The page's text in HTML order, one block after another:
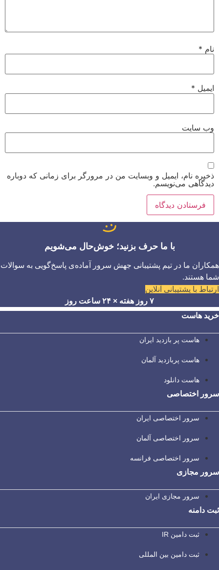
نام *
ایمیل *
وب‌ سایت
ذخیره نام، ایمیل و وبسایت من در مرورگر برای زمانی که دوباره
دیدگاهی می‌نویسم.
با ما حرف بزنید؛ خوش‌حال می‌شویم
همکاران ما در تیم پشتیبانی جهش سرور آماده‌ی پاسخ‌گویی به سوالات
شما هستند.
ارتباط با پشتیبانی آنلاین
۷ روز هفته × ۲۴ ساعت روز
خرید هاست
هاست پر بازدید ایران
هاست پربازدید آلمان
هاست دانلود
سرور اختصاصی
سرور اختصاصی ایران
سرور اختصاصی آلمان
سرور اختصاصی فرانسه
سرور مجازی
سرور مجازی ایران
ثبت دامنه
ثبت دامین IR
ثبت دامین بین المللی